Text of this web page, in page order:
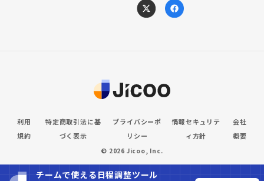
チームで使える日程調整ツール
利用
規約
特定商取引法に基
づく表示
プライバシーポ
リシー
情報セキュリテ
ィ方針
会社
概要
© 2026 Jicoo, Inc.